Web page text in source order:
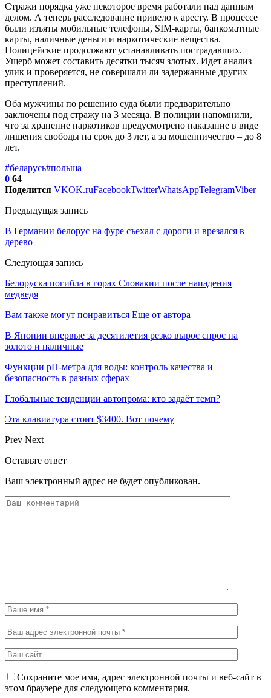
Стражи порядка уже некоторое время работали над данным
делом. А теперь расследование привело к аресту. В процессе
были изъяты мобильные телефоны, SIM-карты, банкоматные
карты, наличные деньги и наркотические вещества.
Полицейские продолжают устанавливать пострадавших.
Ущерб может составить десятки тысяч злотых. Идет анализ
улик и проверяется, не совершали ли задержанные других
преступлений.
Оба мужчины по решению суда были предварительно
заключены под стражу на 3 месяца. В полиции напомнили,
что за хранение наркотиков предусмотрено наказание в виде
лишения свободы на срок до 3 лет, а за мошенничество – до 8
лет.
#беларусь#польша
0 64
Поделится VKOK.ruFacebookTwitterWhatsAppTelegramViber
Предыдущая запись
В Германии белорус на фуре съехал с дороги и врезался в
дерево
Следующая запись
Белоруска погибла в горах Словакии после нападения
медведя
Вам также могут понравиться Еще от автора
В Японии впервые за десятилетия резко вырос спрос на
золото и наличные
Функции pH-метра для воды: контроль качества и
безопасность в разных сферах
Глобальные тенденции автопрома: кто задаёт темп?
Эта клавиатура стоит $3400. Вот почему
Prev Next
Оставьте ответ
Ваш электронный адрес не будет опубликован.
Сохраните мое имя, адрес электронной почты и веб-сайт в
этом браузере для следующего комментария.